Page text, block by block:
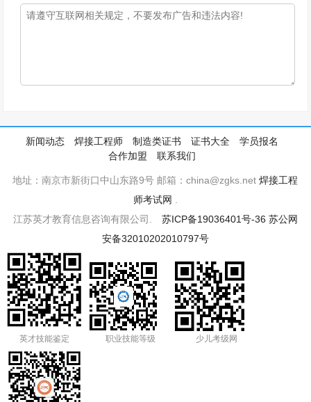
新闻动态 焊接工程师 制造类证书 证书大全
学员报名
合作加盟
联系我们
地址：南京市新街口中山东路9号 邮箱：china@zgks.net焊接工程
师考试网
江苏英才教育信息咨询有限公司. 苏ICP备19036401号-36 苏公网
安备32010202010797号
英才技能鉴定 职业技能等级 少儿考级网